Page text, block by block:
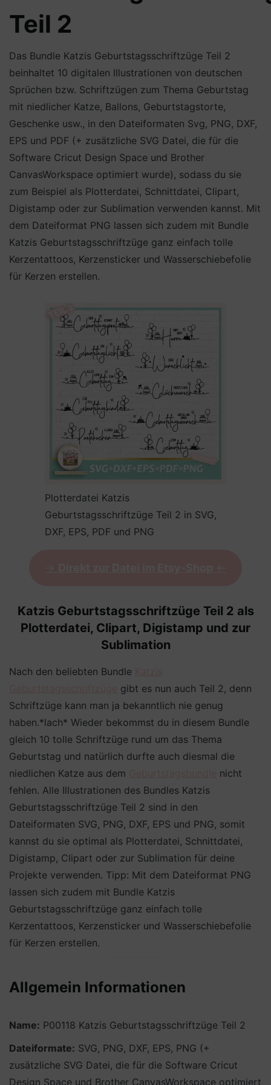
Teil 2
Das Bundle Katzis Geburtstagsschriftzüge Teil 2
beinhaltet 10 digitalen Illustrationen von deutschen
Sprüchen bzw. Schriftzügen zum Thema Geburtstag
mit niedlicher Katze, Ballons, Geburtstagstorte,
Geschenke usw., in den Dateiformaten Svg, PNG, DXF,
EPS und PDF (+ zusätzliche SVG Datei, die für die
Software Cricut Design Space und Brother
CanvasWorkspace optimiert wurde), sodass du sie
zum Beispiel als Plotterdatei, Schnittdatei, Clipart,
Digistamp oder zur Sublimation verwenden kannst. Mit
dem Dateiformat PNG lassen sich zudem mit Bundle
Katzis Geburtstagsschriftzüge ganz einfach tolle
Kerzentattoos, Kerzensticker und Wasserschiebefolie
für Kerzen erstellen.
Plotterdatei Katzis
Geburtstagsschriftzüge Teil 2 in SVG,
DXF, EPS, PDF und PNG
Katzis Geburtstagsschriftzüge Teil 2 als
Plotterdatei, Clipart, Digistamp und zur
Sublimation
Nach den beliebten Bundle
gibt es nun auch Teil 2, denn
Schriftzüge kann man ja bekanntlich nie genug
haben.*lach* Wieder bekommst du in diesem Bundle
gleich 10 tolle Schriftzüge rund um das Thema
Geburtstag und natürlich durfte auch diesmal die
niedlichen Katze aus dem
nicht
fehlen. Alle Illustrationen des Bundles Katzis
Geburtstagsschriftzüge Teil 2 sind in den
Dateiformaten SVG, PNG, DXF, EPS und PNG, somit
kannst du sie optimal als Plotterdatei, Schnittdatei,
Digistamp, Clipart oder zur Sublimation für deine
Projekte verwenden. Tipp: Mit dem Dateiformat PNG
lassen sich zudem mit Bundle Katzis
Geburtstagsschriftzüge ganz einfach tolle
Kerzentattoos, Kerzensticker und Wasserschiebefolie
für Kerzen erstellen.
Allgemein Informationen
Name: P00118 Katzis Geburtstagsschriftzüge Teil 2
Dateiformate: SVG, PNG, DXF, EPS, PNG (+
zusätzliche SVG Datei, die für die Software Cricut
Design Space und Brother CanvasWorkspace optimiert